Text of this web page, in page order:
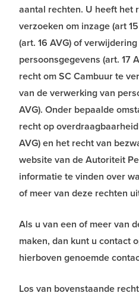
aantal rechten. U heeft het
verzoeken om inzage (art
(art. 16 AVG) of
persoonsgegevens (art. 17
recht om SC Cambuur te
van de verwerking van
AVG). Onder bepaalde
recht op
AVG) en het recht van
website van de Autoriteit
informatie te vinden over
of meer van deze rechten
Als u van een of meer van
maken, dan kunt u contact
hierboven genoemde
Los van bovenstaande